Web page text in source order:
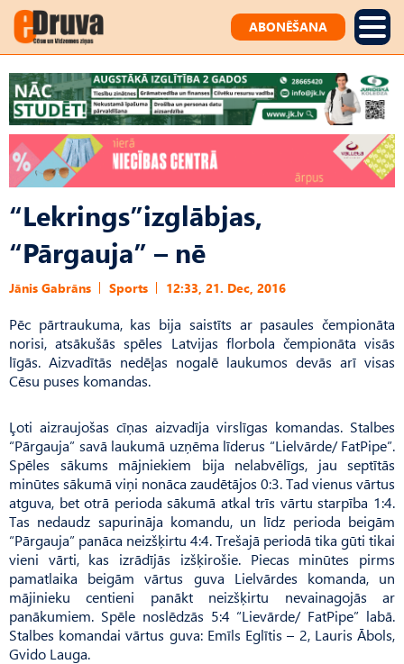
ABONĒŠANA
“Lekrings”izglābjas,
“Pārgauja” – nē
Jānis Gabrāns Sports 12:33, 21. Dec, 2016
Pēc pārtraukuma, kas bija saistīts ar pasaules čempionāta
norisi, atsākušās spēles Latvijas florbola čempionāta visās
līgās. Aizvadītās nedēļas nogalē laukumos devās arī visas
Cēsu puses komandas.
Ļoti aizraujošas cīņas aizvadīja virslīgas komandas. Stalbes
“Pārgauja” savā laukumā uzņēma līderus “Lielvārde/ FatPipe”.
Spēles sākums mājniekiem bija nelabvēlīgs, jau septītās
minūtes sākumā viņi nonāca zaudētājos 0:3. Tad vienus vārtus
atguva, bet otrā perioda sākumā atkal trīs vārtu starpība 1:4.
Tas nedaudz sapurināja komandu, un līdz perioda beigām
“Pārgauja” panāca neizšķirtu 4:4. Trešajā periodā tika gūti tikai
vieni vārti, kas izrādījās izšķirošie. Piecas minūtes pirms
pamatlaika beigām vārtus guva Lielvārdes komanda, un
mājinieku centieni panākt neizšķirtu nevainagojās ar
panākumiem. Spēle noslēdzās 5:4 “Lievārde/ FatPipe” labā.
Stalbes komandai vārtus guva: Emīls Eglītis – 2, Lauris Ābols,
Gvido Lauga.